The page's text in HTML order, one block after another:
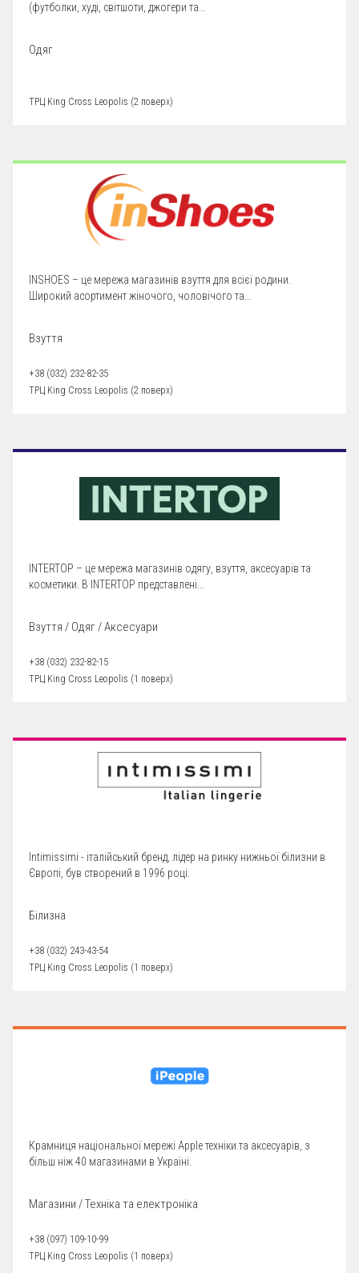
(футболки, худі, світшоти, джогери та...
Одяг
ТРЦ King Cross Leopolis (2 поверх)
INSHOES – це мережа магазинів взуття для всієї родини.
Широкий асортимент жіночого, чоловічого та...
Взуття
+38 (032) 232-82-35
ТРЦ King Cross Leopolis (2 поверх)
INTERTOP – це мережа магазинів одягу, взуття, аксесуарів та
косметики. В INTERTOP представлені...
Взуття / Одяг / Аксесуари
+38 (032) 232-82-15
ТРЦ King Cross Leopolis (1 поверх)
Intimissimi - італійський бренд, лідер на ринку нижньої білизни в
Європі, був створений в 1996 році.
Білизна
+38 (032) 243-43-54
ТРЦ King Cross Leopolis (1 поверх)
Крамниця національної мережі Apple техніки та аксесуарів, з
більш ніж 40 магазинами в Україні.
Магазини / Техніка та електроніка
+38 (097) 109-10-99
ТРЦ King Cross Leopolis (1 поверх)